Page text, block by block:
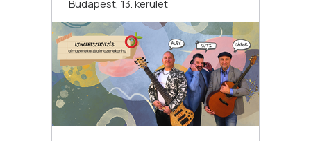
Budapest, 13. kerület